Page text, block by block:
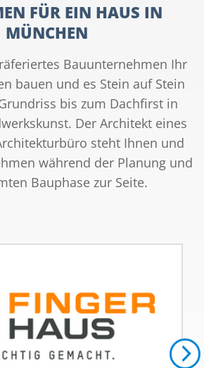
FÜR EIN HAUS IN
MÜNCHEN
Bauunternehmen Ihr
bauen und es Stein auf Stein
bis zum Dachfirst in
Der Architekt eines
steht Ihnen und
während der Planung und
Bauphase zur Seite.